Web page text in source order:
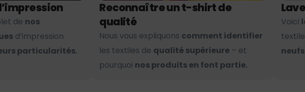
de nos
d’impression
particularités.
Reconnaître un t-shirt de
qualité
Nous vous expliquons comment identifier
les textiles de qualité supérieure – et
pourquoi nos produits en font partie.
Voici